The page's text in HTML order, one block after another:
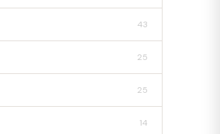
43
25
25
14